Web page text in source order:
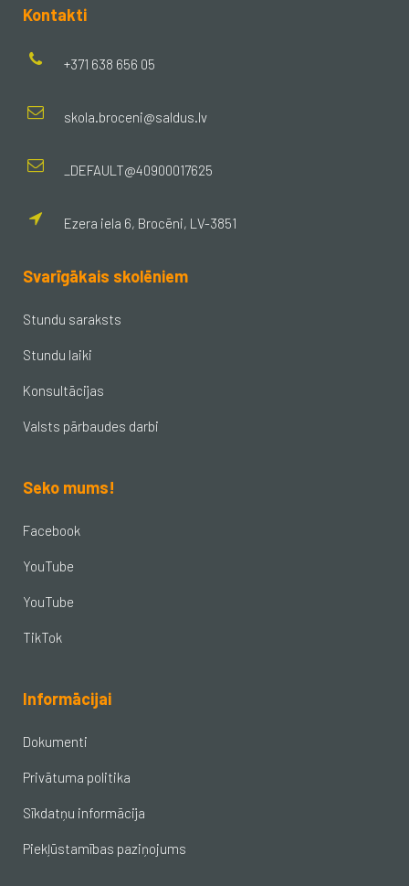
Kontakti
+371 638 656 05
skola.broceni@saldus.lv
_DEFAULT@40900017625
Ezera iela 6, Brocēni, LV-3851
Svarīgākais skolēniem
Stundu saraksts
Stundu laiki
Konsultācijas
Valsts pārbaudes darbi
Seko mums!
Facebook
YouTube
YouTube
TikTok
Informācijai
Dokumenti
Privātuma politika
Sīkdatņu informācija
Piekļūstamības paziņojums